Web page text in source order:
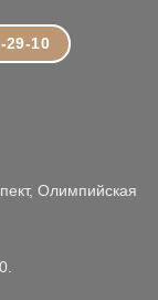
29-10
Олимпийская